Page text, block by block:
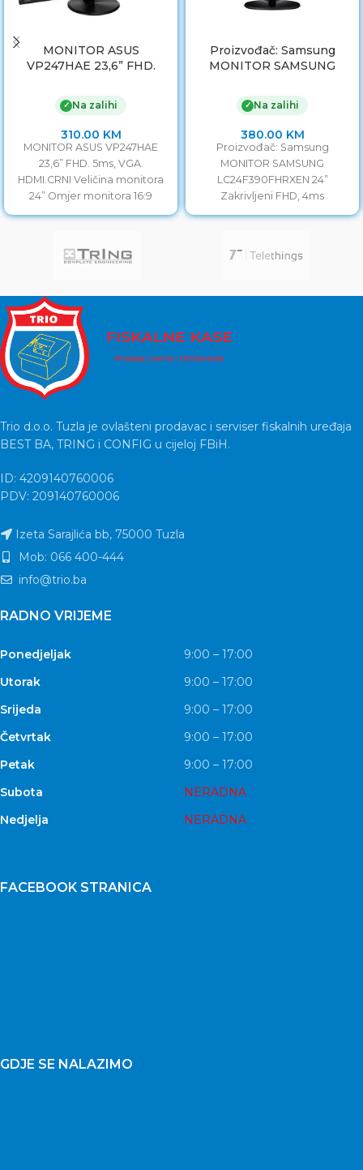
MONITOR ASUS
VP247HAE 23,6” FHD.
✓ Na zalihi
310.00 KM
MONITOR ASUS VP247HAE
23,6” FHD. 5ms, VGA.
HDMI.CRNI Veličina monitora
24” Omjer monitora 16:9
Vrijeme odziva 5ms
Proizvođač: Samsung
MONITOR SAMSUNG
Zakrivljeni FHD, 4ms
60Hz,VGA, HDMI, Vesa
75×75
✓ Na zalihi
380.00 KM
Proizvođač: Samsung
MONITOR SAMSUNG
LC24F390FHRXEN 24”
Zakrivljeni FHD, 4ms
60Hz,VGA, HDMI, Vesa 75×75
Trio d.o.o. Tuzla je ovlašteni prodavac i serviser fiskalnih uređaja
BEST BA, TRING i CONFIG u cijeloj FBiH.
ID: 4209140760006
PDV: 209140760006
Izeta Sarajlića bb, 75000 Tuzla
Mob: 066 400-444
info@trio.ba
RADNO VRIJEME
Ponedjeljak
9:00 – 17:00
Utorak
9:00 – 17:00
Srijeda
9:00 – 17:00
Četvrtak
9:00 – 17:00
Petak
9:00 – 17:00
Subota
NERADNA
Nedjelja
NERADNA
FACEBOOK STRANICA
GDJE SE NALAZIMO